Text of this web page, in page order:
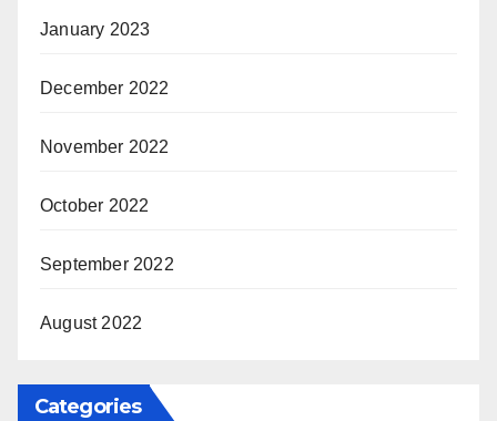
January 2023
December 2022
November 2022
October 2022
September 2022
August 2022
Categories